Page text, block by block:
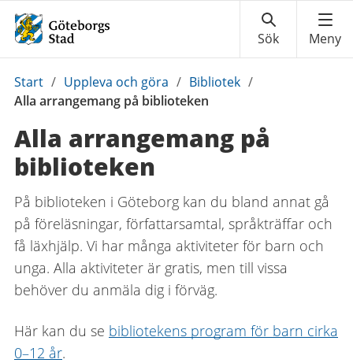
Du
är
Start / Uppleva och göra / Bibliotek /
Alla arrangemang på biblioteken
Alla arrangemang på
biblioteken
På biblioteken i Göteborg kan du bland annat gå
på föreläsningar, författarsamtal, språkträffar och
få läxhjälp. Vi har många aktiviteter för barn och
unga. Alla aktiviteter är gratis, men till vissa
behöver du anmäla dig i förväg.
Här kan du se bibliotekens program för barn cirka
0–12 år.